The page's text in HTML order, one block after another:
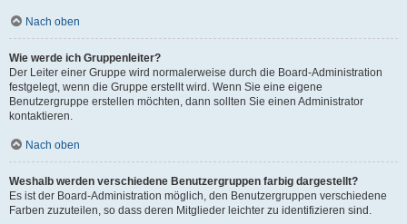
Nach oben
Wie werde ich Gruppenleiter?
Der Leiter einer Gruppe wird normalerweise durch die Board-Administration
festgelegt, wenn die Gruppe erstellt wird. Wenn Sie eine eigene
Benutzergruppe erstellen möchten, dann sollten Sie einen Administrator
kontaktieren.
Nach oben
Weshalb werden verschiedene Benutzergruppen farbig dargestellt?
Es ist der Board-Administration möglich, den Benutzergruppen verschiedene
Farben zuzuteilen, so dass deren Mitglieder leichter zu identifizieren sind.